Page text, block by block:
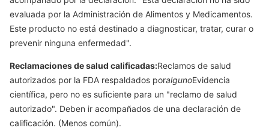
evaluada por la Administración de Alimentos y Medicamentos.
Este producto no está destinado a diagnosticar, tratar, curar o
prevenir ninguna enfermedad".
Reclamaciones de salud calificadas:Reclamos de salud
autorizados por la FDA respaldados poralgunoEvidencia
científica, pero no es suficiente para un "reclamo de salud
autorizado". Deben ir acompañados de una declaración de
calificación. (Menos común).